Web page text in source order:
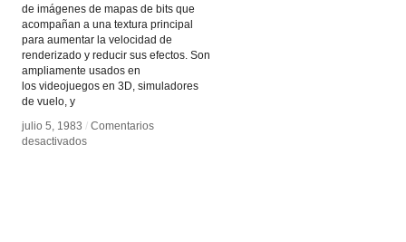
de imágenes de mapas de bits que
acompañan a una textura principal
para aumentar la velocidad de
renderizado y reducir sus efectos. Son
ampliamente usados en
los videojuegos en 3D, simuladores
de vuelo, y
julio 5, 1983 / Comentarios
desactivadosen
julio 5, 1983 / Comentarios
desactivadosen